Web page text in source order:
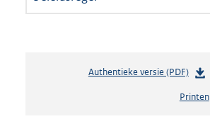
Authentieke versie (PDF)b
s
Printen